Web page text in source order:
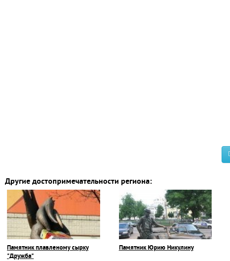
Другие достопримечательности региона:
Памятник плавленому сырку
"Дружба"
Памятник Юрию Никулину